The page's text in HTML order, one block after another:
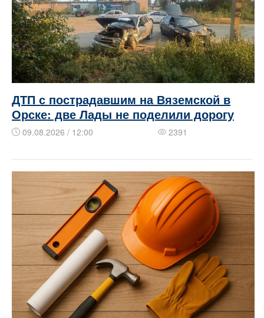
ДТП с пострадавшим на Вяземской в
Орске: две Лады не поделили дорогу
09.08.2026 / 12:00 2391